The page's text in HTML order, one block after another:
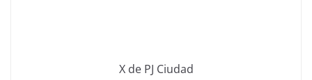
X de PJ Ciudad